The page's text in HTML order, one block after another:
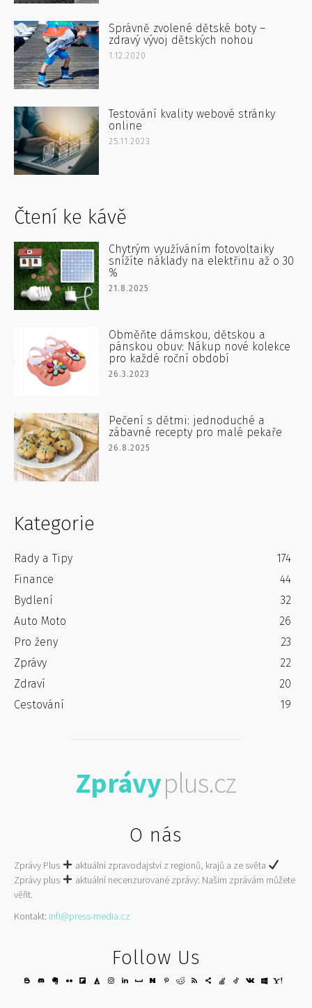
Správně zvolené dětské boty –
zdravý vývoj dětských nohou
1.12.2020
Testování kvality webové stránky
online
25.11.2023
Čtení ke kávě
Chytrým využíváním fotovoltaiky
snížíte náklady na elektřinu až o 30
%
21.8.2025
Obměňte dámskou, dětskou a
pánskou obuv: Nákup nové kolekce
pro každé roční období
26.3.2023
Pečení s dětmi: jednoduché a
zábavné recepty pro malé pekaře
26.8.2025
Kategorie
Rady a Tipy
174
Finance
44
Bydlení
32
Auto Moto
26
Pro ženy
23
Zprávy
22
Zdraví
20
Cestování
19
Zprávyplus.cz
O nás
Zprávy Plus
aktuální zpravodajství z regionů, krajů a ze světa
Zprávy plus
aktuální necenzurované zprávy: Našim zprávám můžete
věřit.
Kontakt: infi@press-media.cz
Follow Us